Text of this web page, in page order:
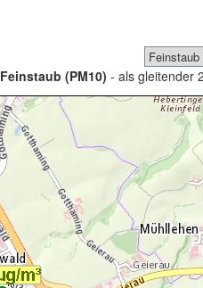
Feinstaub (PM10) - als gleitender